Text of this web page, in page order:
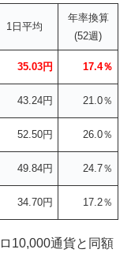
1日平均
年率換算
(52週)
35.03円 17.4％
43.24円 21.0％
52.50円 26.0％
49.84円 24.7％
34.70円 17.2％
10,000通貨と同額